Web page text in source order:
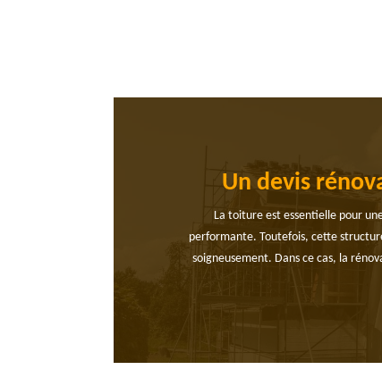
Un devis
La toiture est essentielle pour
performante. Toutefois, cette
soigneusement. Dans ce cas, la